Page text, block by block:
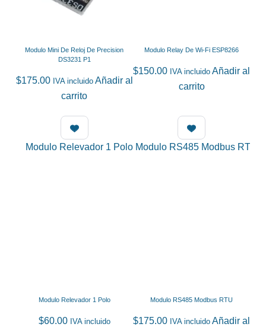
Modulo Mini De Reloj De Precision
DS3231 P1
$175.00 IVA incluido Añadir al
carrito
Modulo Relay De Wi-Fi ESP8266
$150.00 IVA incluido Añadir al
carrito
Modulo Relevador 1 Polo
$60.00 IVA incluido
Modulo RS485 Modbus RTU
$175.00 IVA incluido Añadir al